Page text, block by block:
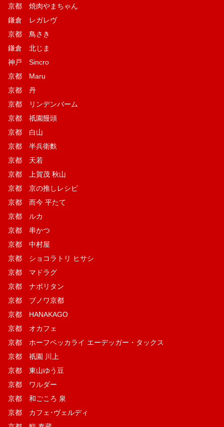
京都 焼肉やまちゃん
鎌倉 レガレヴ
京都 鳥さき
鎌倉 北じま
神戸 Sincro
京都 Maru
京都 丹
京都 リンデンバーム
京都 祇園饅頭
京都 白山
京都 半兵衛麩
京都 天若
京都 上賀茂 秋山
京都 京の推しレシピ
京都 而今 平たて
京都 ルカ
京都 串かつ
京都 中村屋
京都 ショコラトリ ヒサシ
京都 マドラグ
京都 ナポリタン
京都 ブノワ京都
京都 HANAKAGO
京都 オカフェ
京都 ホーフベッカライ エーデッガー・タックス
京都 祇園 川上
京都 東山ゆう豆
京都 ワルダー
京都 和ごころ 泉
京都 カフェ･ヴェルディ